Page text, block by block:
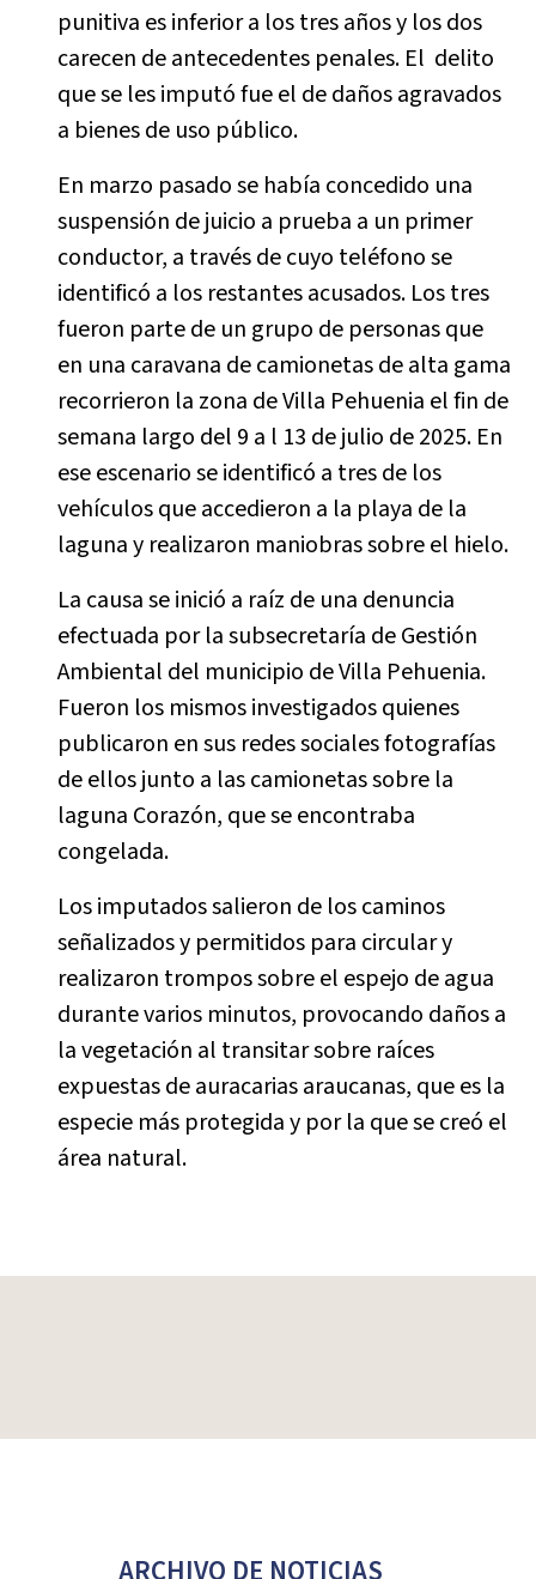
punitiva es inferior a los tres años y los dos
carecen de antecedentes penales. El delito
que se les imputó fue el de daños agravados
a bienes de uso público.
En marzo pasado se había concedido una
suspensión de juicio a prueba a un primer
conductor, a través de cuyo teléfono se
identificó a los restantes acusados. Los tres
fueron parte de un grupo de personas que
en una caravana de camionetas de alta gama
recorrieron la zona de Villa Pehuenia el fin de
semana largo del 9 a l 13 de julio de 2025. En
ese escenario se identificó a tres de los
vehículos que accedieron a la playa de la
laguna y realizaron maniobras sobre el hielo.
La causa se inició a raíz de una denuncia
efectuada por la subsecretaría de Gestión
Ambiental del municipio de Villa Pehuenia.
Fueron los mismos investigados quienes
publicaron en sus redes sociales fotografías
de ellos junto a las camionetas sobre la
laguna Corazón, que se encontraba
congelada.
Los imputados salieron de los caminos
señalizados y permitidos para circular y
realizaron trompos sobre el espejo de agua
durante varios minutos, provocando daños a
la vegetación al transitar sobre raíces
expuestas de auracarias araucanas, que es la
especie más protegida y por la que se creó el
área natural.